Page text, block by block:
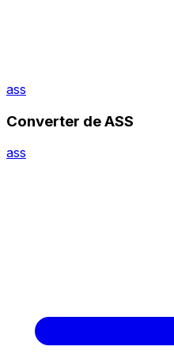
ass
Converter de ASS
ass